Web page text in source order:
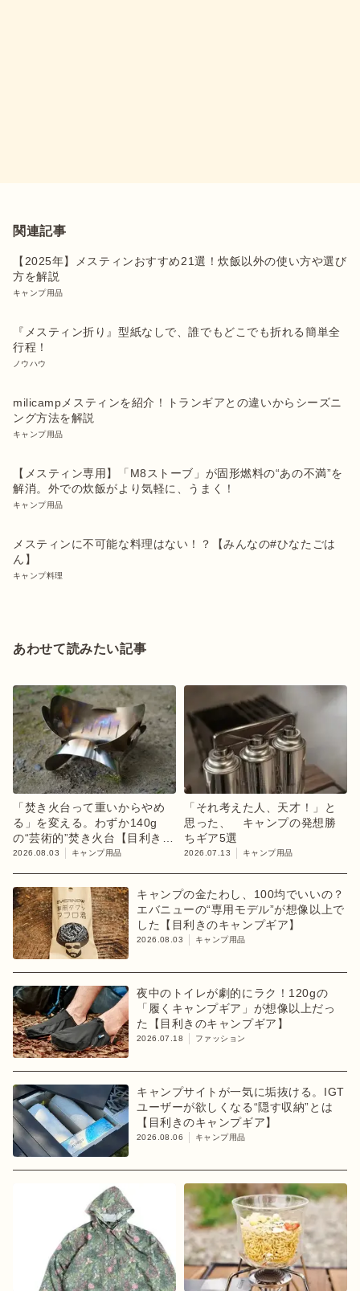
関連記事
【2025年】メスティンおすすめ21選！炊飯以外の使い方や選び
方を解説
キャンプ用品
『メスティン折り』型紙なしで、誰でもどこでも折れる簡単全
行程！
ノウハウ
milicampメスティンを紹介！トランギアとの違いからシーズニ
ング方法を解説
キャンプ用品
【メスティン専用】「M8ストーブ」が固形燃料の“あの不満”を
解消。外での炊飯がより気軽に、うまく！
キャンプ用品
メスティンに不可能な料理はない！？【みんなの#ひなたごは
ん】
キャンプ料理
あわせて読みたい記事
「焚き火台って重いからやめ
る」を変える。わずか140g
の“芸術的”焚き火台【目利きの
キャンプギア】
2026.08.03 キャンプ用品
「それ考えた人、天才！」と
思った、 キャンプの発想勝
ちギア5選
2026.07.13 キャンプ用品
キャンプの金たわし、100均でいいの？
エバニューの“専用モデル”が想像以上で
した【目利きのキャンプギア】
2026.08.03 キャンプ用品
夜中のトイレが劇的にラク！120gの
「履くキャンプギア」が想像以上だっ
た【目利きのキャンプギア】
2026.07.18 ファッション
キャンプサイトが一気に垢抜ける。IGT
ユーザーが欲しくなる“隠す収納”とは
【目利きのキャンプギア】
2026.08.06 キャンプ用品